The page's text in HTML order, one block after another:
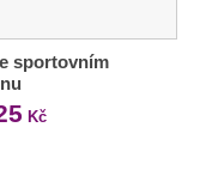
sportovním
Kč